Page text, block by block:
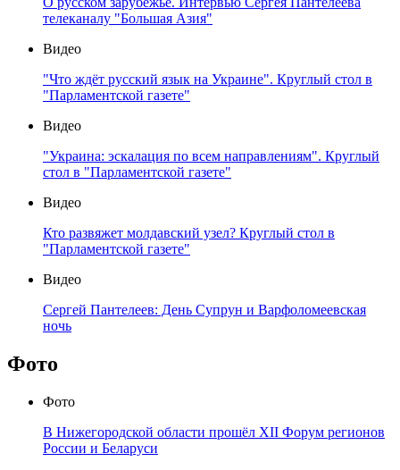
телеканалу "Большая Азия"
Видео
"Что ждёт русский язык на Украине". Круглый стол в
"Парламентской газете"
Видео
"Украина: эскалация по всем направлениям". Круглый
стол в "Парламентской газете"
Видео
Кто развяжет молдавский узел? Круглый стол в
"Парламентской газете"
Видео
Сергей Пантелеев: День Супрун и Варфоломеевская
ночь
Фото
Фото
В Нижегородской области прошёл XII Форум регионов
России и Беларуси